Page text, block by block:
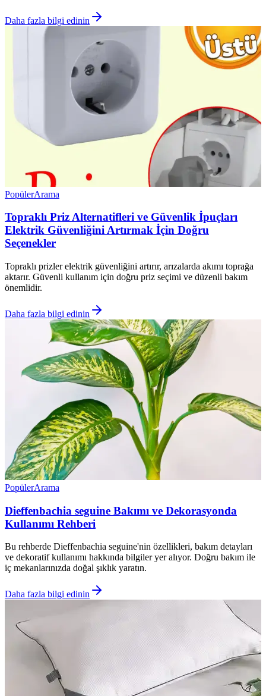
Daha fazla bilgi edinin
PopülerArama
Topraklı Priz Alternatifleri ve Güvenlik İpuçları
Elektrik Güvenliğini Artırmak İçin Doğru
Seçenekler
Topraklı prizler elektrik güvenliğini artırır, arızalarda akımı toprağa
aktarır. Güvenli kullanım için doğru priz seçimi ve düzenli bakım
önemlidir.
Daha fazla bilgi edinin
PopülerArama
Dieffenbachia seguine Bakımı ve Dekorasyonda
Kullanımı Rehberi
Bu rehberde Dieffenbachia seguine'nin özellikleri, bakım detayları
ve dekoratif kullanımı hakkında bilgiler yer alıyor. Doğru bakım ile
iç mekanlarınızda doğal şıklık yaratın.
Daha fazla bilgi edinin